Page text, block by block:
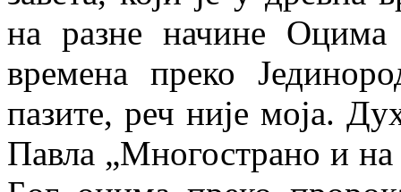
на разне начине
времена преко
пазите, реч није моја.
Павла „Многострано и на